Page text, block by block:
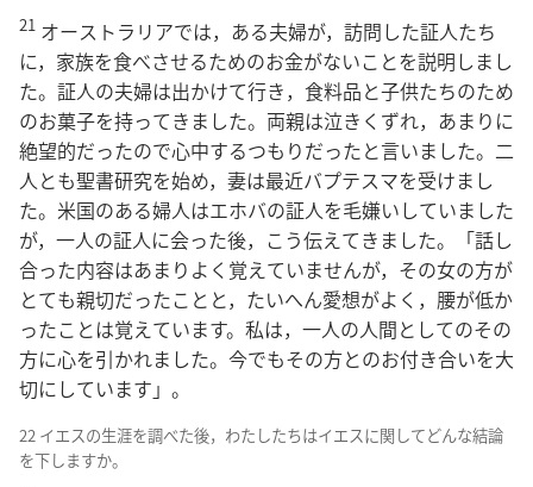
21 オーストラリアでは，ある夫婦が，訪問した証人たち
に，家族を食べさせるためのお金がないことを説明しまし
た。証人の夫婦は出かけて行き，食料品と子供たちのため
のお菓子を持ってきました。両親は泣きくずれ，あまりに
絶望的だったので心中するつもりだったと言いました。二
人とも聖書研究を始め，妻は最近バプテスマを受けまし
た。米国のある婦人はエホバの証人を毛嫌いしていました
が，一人の証人に会った後，こう伝えてきました。「話し
合った内容はあまりよく覚えていませんが，その女の方が
とても親切だったことと，たいへん愛想がよく，腰が低か
ったことは覚えています。私は，一人の人間としてのその
方に心を引かれました。今でもその方とのお付き合いを大
切にしています」。
22 イエスの生涯を調べた後，わたしたちはイエスに関してどんな結論
を下しますか。